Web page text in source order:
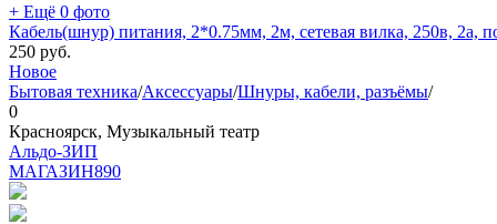
+ Ещё 0 фото
Кабель(шнур) питания, 2*0.75мм, 2м, сетевая вилка, 250в, 2а,
250 руб.
Новое
Бытовая техника/Аксессуары/Шнуры, кабели, разъёмы/
0
Красноярск, Музыкальный театр
Альдо-ЗИП
МАГАЗИН890